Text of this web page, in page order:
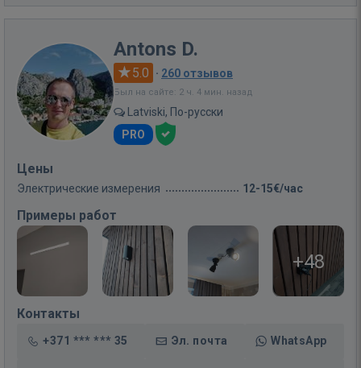
Antons D.
5.0 · 260 отзывов
Был на сайте: 2 ч. 4 мин. назад
Latviski, По-русски
PRO
Цены
Электрические измерения 12-15€/час
Примеры работ
+48
Контакты
+371 *** *** 35 Эл. почта WhatsApp